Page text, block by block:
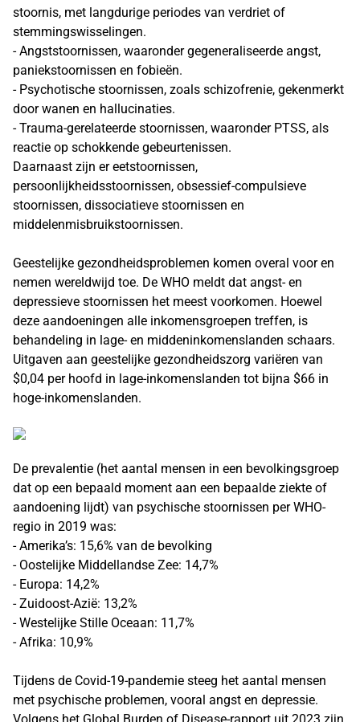
stoornis, met langdurige periodes van verdriet of
stemmingswisselingen.
- Angststoornissen, waaronder gegeneraliseerde angst,
paniekstoornissen en fobieën.
- Psychotische stoornissen, zoals schizofrenie, gekenmerkt
door wanen en hallucinaties.
- Trauma-gerelateerde stoornissen, waaronder PTSS, als
reactie op schokkende gebeurtenissen.
Daarnaast zijn er eetstoornissen,
persoonlijkheidsstoornissen, obsessief-compulsieve
stoornissen, dissociatieve stoornissen en
middelenmisbruikstoornissen.
Geestelijke gezondheidsproblemen komen overal voor en
nemen wereldwijd toe. De WHO meldt dat angst- en
depressieve stoornissen het meest voorkomen. Hoewel
deze aandoeningen alle inkomensgroepen treffen, is
behandeling in lage- en middeninkomenslanden schaars.
Uitgaven aan geestelijke gezondheidszorg variëren van
$0,04 per hoofd in lage-inkomenslanden tot bijna $66 in
hoge-inkomenslanden.
De prevalentie (het aantal mensen in een bevolkingsgroep
dat op een bepaald moment aan een bepaalde ziekte of
aandoening lijdt) van psychische stoornissen per WHO-
regio in 2019 was:
- Amerika’s: 15,6% van de bevolking
- Oostelijke Middellandse Zee: 14,7%
- Europa: 14,2%
- Zuidoost-Azië: 13,2%
- Westelijke Stille Oceaan: 11,7%
- Afrika: 10,9%
Tijdens de Covid-19-pandemie steeg het aantal mensen
met psychische problemen, vooral angst en depressie.